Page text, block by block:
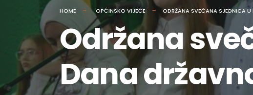
HOME OPĆINSKO VIJEĆE ODRŽANA SVEČANA SJEDNICA
Održana
Dana